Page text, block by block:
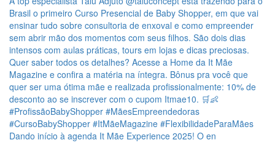
Dando início à agenda It Mãe Experience 2025! O en